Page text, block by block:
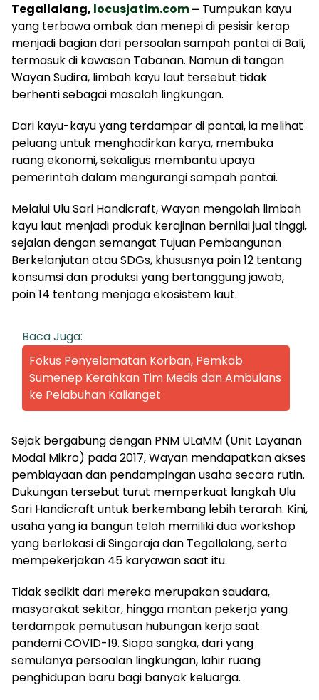
Tegallalang, locusjatim.com– Tumpukan kayu
yang terbawa ombak dan menepi di pesisir kerap
menjadi bagian dari persoalan sampah pantai di Bali,
termasuk di kawasan Tabanan. Namun di tangan
Wayan Sudira, limbah kayu laut tersebut tidak
berhenti sebagai masalah lingkungan.
Dari kayu-kayu yang terdampar di pantai, ia melihat
peluang untuk menghadirkan karya, membuka
ruang ekonomi, sekaligus membantu upaya
pemerintah dalam mengurangi sampah pantai.
Melalui Ulu Sari Handicraft, Wayan mengolah limbah
kayu laut menjadi produk kerajinan bernilai jual tinggi,
sejalan dengan semangat Tujuan Pembangunan
Berkelanjutan atau SDGs, khususnya poin 12 tentang
konsumsi dan produksi yang bertanggung jawab,
poin 14 tentang menjaga ekosistem laut.
Baca Juga:
Fokus Penyelamatan Korban, Pemkab
Sumenep Kerahkan Tim Medis dan Ambulans
ke Pelabuhan Kalianget
Sejak bergabung dengan PNM ULaMM (Unit Layanan
Modal Mikro) pada 2017, Wayan mendapatkan akses
pembiayaan dan pendampingan usaha secara rutin.
Dukungan tersebut turut memperkuat langkah Ulu
Sari Handicraft untuk berkembang lebih terarah. Kini,
usaha yang ia bangun telah memiliki dua workshop
yang berlokasi di Singaraja dan Tegallalang, serta
mempekerjakan 45 karyawan saat itu.
Tidak sedikit dari mereka merupakan saudara,
masyarakat sekitar, hingga mantan pekerja yang
terdampak pemutusan hubungan kerja saat
pandemi COVID-19. Siapa sangka, dari yang
semulanya persoalan lingkungan, lahir ruang
penghidupan baru bagi banyak keluarga.